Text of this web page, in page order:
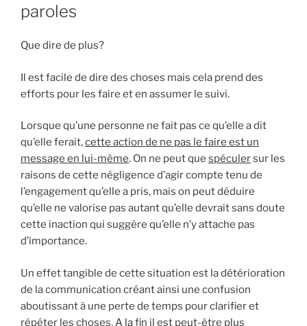
paroles
Que dire de plus?
Il est facile de dire des choses mais cela prend des
efforts pour les faire et en assumer le suivi.
Lorsque qu’une personne ne fait pas ce qu’elle a dit
qu’elle ferait,cette action de ne pas le faire est un
message en lui-même. On ne peut que spéculersur les
raisons de cette négligence d’agir compte tenu de
l’engagement qu’elle a pris, mais on peut déduire
qu’elle ne valorise pas autant qu’elle devrait sans doute
cette inaction qui suggère qu’elle n’y attache pas
d’importance.
Un effet tangible de cette situation est la détérioration
de la communication créant ainsi une confusion
aboutissant à une perte de temps pour clarifier et
répéter les choses. A la fin il est peut-être plus